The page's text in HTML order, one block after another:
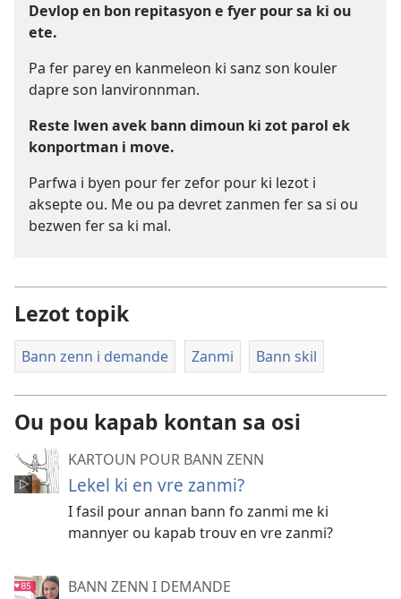
Devlop en bon repitasyon e fyer pour sa ki ou
ete.
Pa fer parey en kanmeleon ki sanz son kouler
dapre son lanvironnman.
Reste lwen avek bann dimoun ki zot parol ek
konportman i move.
Parfwa i byen pour fer zefor pour ki lezot i
aksepte ou. Me ou pa devret zanmen fer sa si ou
bezwen fer sa ki mal.
Lezot topik
Bann zenn i demande Zanmi Bann skil
Ou pou kapab kontan sa osi
KARTOUN POUR BANN ZENN
Lekel ki en vre zanmi?
I fasil pour annan bann fo zanmi me ki
mannyer ou kapab trouv en vre zanmi?
BANN ZENN I DEMANDE